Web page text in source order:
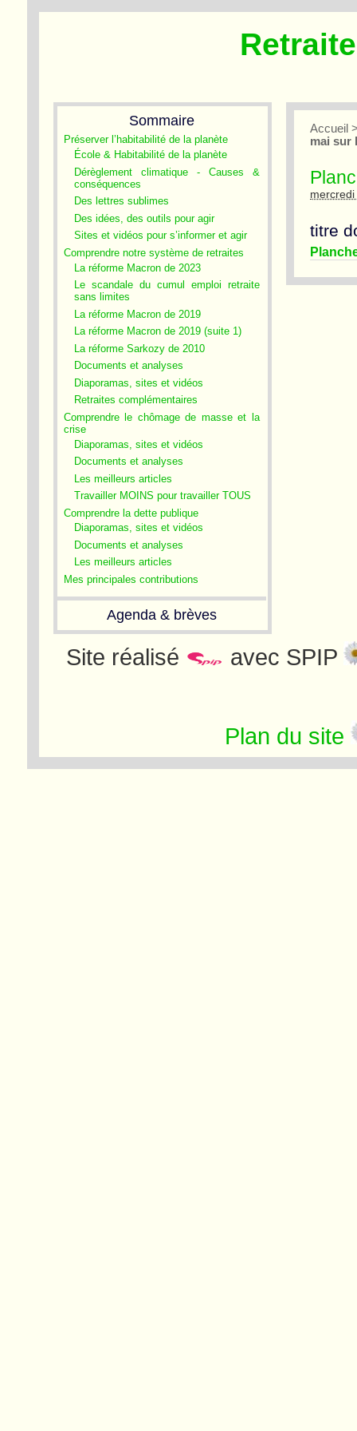
Sommaire
Préserver l’habitabilité de la planète
École & Habitabilité de la planète
Dérèglement climatique - Causes &
conséquences
Des lettres sublimes
Des idées, des outils pour agir
Sites et vidéos pour s’informer et agir
Comprendre notre système de retraites
La réforme Macron de 2023
Le scandale du cumul emploi retraite
sans limites
La réforme Macron de 2019
La réforme Macron de 2019 (suite 1)
La réforme Sarkozy de 2010
Documents et analyses
Diaporamas, sites et vidéos
Retraites complémentaires
Comprendre le chômage de masse et la
crise
Diaporamas, sites et vidéos
Documents et analyses
Les meilleurs articles
Travailler MOINS pour travailler TOUS
Comprendre la dette publique
Diaporamas, sites et vidéos
Documents et analyses
Les meilleurs articles
Mes principales contributions
Agenda & brèves
Accueil
mai sur
titre
Site réalisé avec SPIP
Plan du site